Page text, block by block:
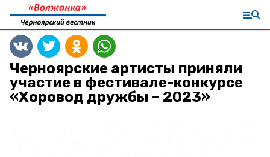
Черноярские артисты приняли
участие в фестивале-конкурсе
«Хоровод дружбы – 2023»